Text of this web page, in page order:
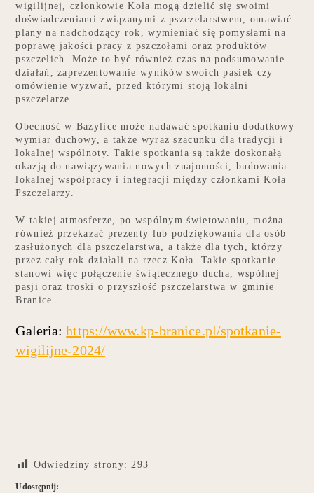
wigilijnej, członkowie Koła mogą dzielić się swoimi
doświadczeniami związanymi z pszczelarstwem, omawiać
plany na nadchodzący rok, wymieniać się pomysłami na
poprawę jakości pracy z pszczołami oraz produktów
pszczelich. Może to być również czas na podsumowanie
działań, zaprezentowanie wyników swoich pasiek czy
omówienie wyzwań, przed którymi stoją lokalni
pszczelarze.
Obecność w Bazylice może nadawać spotkaniu dodatkowy
wymiar duchowy, a także wyraz szacunku dla tradycji i
lokalnej wspólnoty. Takie spotkania są także doskonałą
okazją do nawiązywania nowych znajomości, budowania
lokalnej współpracy i integracji między członkami Koła
Pszczelarzy.
W takiej atmosferze, po wspólnym świętowaniu, można
również przekazać prezenty lub podziękowania dla osób
zasłużonych dla pszczelarstwa, a także dla tych, którzy
przez cały rok działali na rzecz Koła. Takie spotkanie
stanowi więc połączenie świątecznego ducha, wspólnej
pasji oraz troski o przyszłość pszczelarstwa w gminie
Branice.
Galeria:https://www.kp-branice.pl/spotkanie-
wigilijne-2024/
Odwiedziny strony: 293
Udostępnij: